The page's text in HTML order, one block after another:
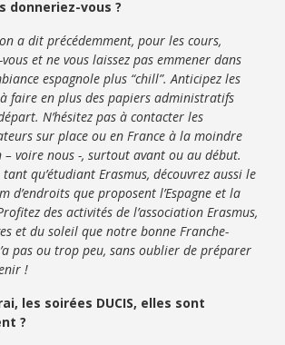
donneriez-vous ?
a dit précédemment, pour les cours,
et ne vous laissez pas emmener dans
espagnole plus “chill”. Anticipez les
faire en plus des papiers administratifs
N’hésitez pas à contacter les
sur place ou en France à la moindre
– voire nous -, surtout avant ou au début.
qu’étudiant Erasmus, découvrez aussi le
d’endroits que proposent l’Espagne et la
des activités de l’association Erasmus,
et du soleil que notre bonne Franche-
pas ou trop peu, sans oublier de préparer
!
les soirées DUCIS, elles sont
?